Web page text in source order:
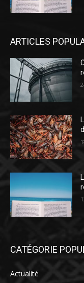
ARTICLES
CATÉGORIE
Actualité